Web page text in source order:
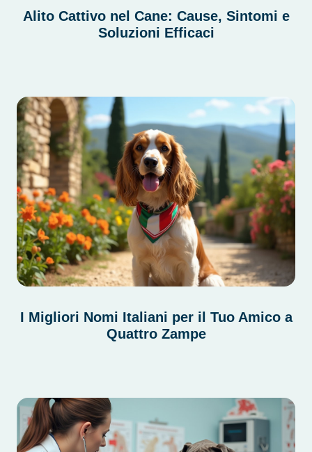
Alito Cattivo nel Cane: Cause, Sintomi e
Soluzioni Efficaci
I Migliori Nomi Italiani per il Tuo Amico a
Quattro Zampe